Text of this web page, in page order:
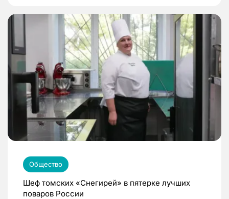
Общество
Шеф томских «Снегирей» в пятерке лучших
поваров России